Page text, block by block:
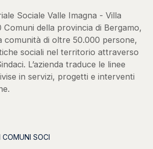
Sociale Valle Imagna - Villa
Comuni della provincia di Bergamo,
comunità di oltre 50.000 persone,
sociali nel territorio attraverso
L’azienda traduce le linee
in servizi, progetti e interventi
SOCI